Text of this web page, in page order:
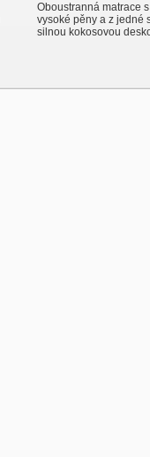
Oboustranná matrace
vysoké pěny a z jedné
silnou kokosovou